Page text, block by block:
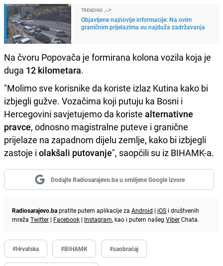
TRENDING
Objavljene najnovije informacije: Na ovim
graničnim prijelazima su najduža zadržavanja
Na čvoru Popovača je formirana kolona vozila koja je
duga 12 kilometara.
"Molimo sve korisnike da koriste izlaz Kutina kako bi
izbjegli gužve. Vozačima koji putuju ka Bosni i
Hercegovini savjetujemo da koriste alternativne
pravce, odnosno magistralne puteve i granične
prijelaze na zapadnom dijelu zemlje, kako bi izbjegli
zastoje i olakšali putovanje", saopćili su iz BIHAMK-a.
Dodajte Radiosarajevo.ba u omiljene Google izvore
Radiosarajevo.bapratite putem aplikacije za Android | iOS i društvenih
mreža Twitter | Facebook | Instagram, kao i putem našeg ViberChata.
#Hrvatska #BIHAMK #saobraćaj